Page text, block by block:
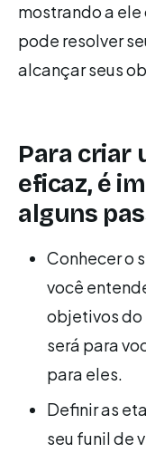
mostrando a
pode resolver
alcançar seus
Para criar
eficaz, é
alguns
Conhecer o
você
objetivos do
será para
para eles.
Definir as
seu funil de